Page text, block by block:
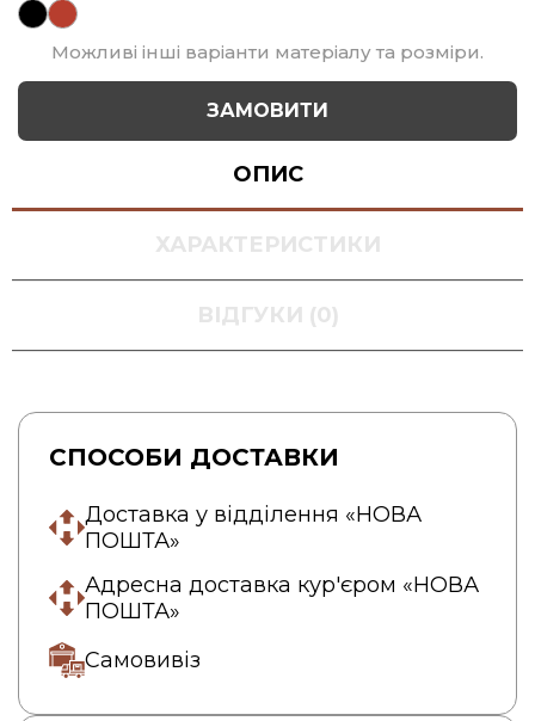
Можливі інші варіанти матеріалу та розміри.
ЗАМОВИТИ
ОПИС
ХАРАКТЕРИСТИКИ
ВІДГУКИ (0)
СПОСОБИ ДОСТАВКИ
Доставка у відділення «НОВА
ПОШТА»
Адресна доставка кур'єром «НОВА
ПОШТА»
Самовивіз